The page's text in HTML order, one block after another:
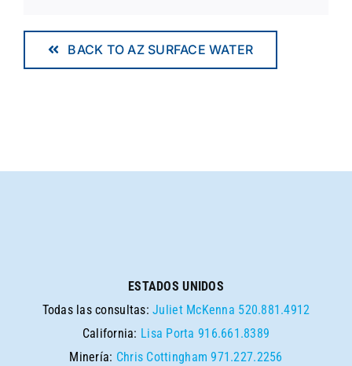
BACK TO AZ SURFACE WATER
ESTADOS UNIDOS
Todas las consultas:Juliet McKenna 520.881.4912
California: Lisa Porta 916.661.8389
Minería: Chris Cottingham 971.227.2256